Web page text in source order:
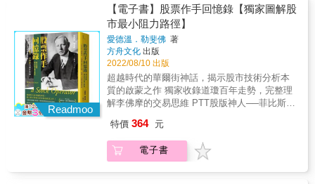
則：堅持你的交易計畫、進行風險管理、設置
停損點及多元化投資等。成功的順勢交易者嘗
試捕捉偏離平均值的事件，並從幾次大的獲利
來彌補過去多次的小額虧損。要能做到這點，
需要投資者對交易系統及自己抱有信心。藉由
向讀者介紹這些成功的順勢交易者，卡威爾相
信順勢交易大師創造奇蹟的過程，將不再神
祕。──熱門投資社群網站SeekingAlpha.com
獲取長期投資成功，關鍵是正確的投資行為。
本書不僅投資小白踏入投資旅程前必讀，投資
老手更能從書中理解過去投資績效為何總是不
盡人意。」──楊琇惠（阿爾發金融科技董事
長）、陳志彥（阿爾發證券投資顧問董事長）
斜槓、學習，持續升級成為更好的自己 ──分配
預算，讓自己成為自己的公積金 ──即使從「理
債」開始，也沒關係 ──過好生活，豐儉由人
──三種選項比一比，讓你買房繳房貸，還可以
聰明理財！ 【買房第四課：優化自己的貸款條
件，繳房貸不再壓力山大】 「銀行不是當鋪，
人的條件和房子一樣重要！」 決定買房時，第
一件要做的事：優化自己的貸款條件， 五大迷
思破解你對貸款的錯誤認知， 貸款謹記521原
則，準不會錯， 收入不高、貸款額度不夠時也
態】 「細心與想像力，就是看屋的超能力！」
看過千間房子，做過超過百本的買房筆記， 那
些年踩過的地雷大公開， 買預售屋、新成
市場交易加研究十七小時以上，並且持續十
年，這種人在股市賺不到錢的機會趨近於
零。」 並非交易天才的他，從高中才開始對數
字產生興趣， 初次接觸股市，便對數字的跳動
深深感到著迷的他，就這樣一頭栽進了股海之
中。 他沒有萬貫家財撐腰，也沒有傳奇名師指
導，起始本金更是只有一萬， 這樣的他，究竟
如何從少少的本金開始，成為生涯累計成交量
不要想尋找必勝的技巧 巨人傑：「不是只要等
指標轉強買進，抱著就可以吃一大段嗎？為什
麼會這樣被洗呢？而且為什麼我用了更多指標
比誰「做對的事情」多，而是在比誰犯的錯更
少 & 多數投資人總是輸了幾回後，決心要好好
學習市場分析；再賠個幾次後也學會了風險管
理的重要。但是，最後還有一個終極難題要克
服──就是投資人自己。 & 交易的目標就是賺
錢，但是真正長期持續賺錢的投資人非常少。
為什麼只有一小部分投資人能夠持續獲利？箇
中關鍵就是「心理因素」，長期持續獲利的
人，「思考方式」跟賺少賠多的輸家截然不
同。要征服股海，首要條件是征服自己！ & 投
「市場心理學」 & 為什麼投資人總是難以克服
心理障礙？因為人性本能會讓投資人追高殺
低、多空皆錯。與其說是市場作弄人，實際上
Readmoo
【電子書】股票作手回憶錄【獨家圖解股
市最小阻力路徑】
愛德溫．勒斐佛 著
方舟文化 出版
2022/08/10 出版
超越時代的華爾街神話，揭示股市技術分析本
質的啟蒙之作 獨家收錄道瓊百年走勢，完整理
解李佛摩的交易思維 PTT股版神人──菲比斯專
事」，JG、老余、Mgk傾囊分享！ & 「猶如一
顆擁有操作智慧的永恆寶石──經常被仿效，但
從未被超越。」──亞歷山大．艾爾德
特價 364 元
電子書